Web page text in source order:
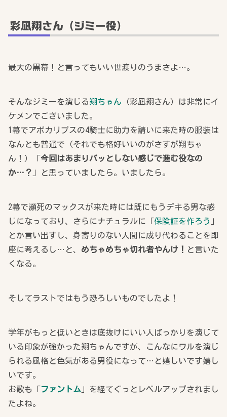
彩凪翔さん（ジミー役）
最大の黒幕！と言ってもいい世渡りのうまさよ…。
そんなジミーを演じる翔ちゃん （彩凪翔さん）は非常にイ
ケメンでございました。
1幕でアポカリプスの4騎士に助力を請いに来た時の服装は
なんとも普通で（それでも格好いいのがさすが翔ちゃ
ん！）「今回はあまりパッとしない感じで進む役なの
か…？ 」と思っていましたら。いましたら。
2幕で瀕死のマックスが来た時には既にもうデキる男な感
じになっており、さらにナチュラルに「保険証を作ろう 」
とか言い出すし、身寄りのない人間に成り代わることを即
座に考えるし…と、 めちゃめちゃ切れ者やんけ！ と言いた
くなる。
そしてラストではもう恐ろしいものでしたよ！
学年がもっと低いときは底抜けにいい人ばっかりを演じて
いる印象が強かった翔ちゃんですが、こんなにワルを演じ
られる風格と色気がある男役になって…と嬉しいです嬉し
いです。
お歌も「ファントム 」を経てぐっとレベルアップされまし
たよね。